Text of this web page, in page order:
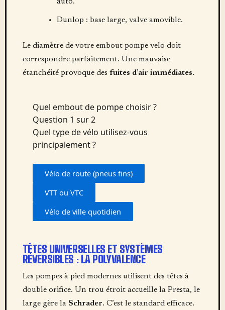
Dunlop : base large, valve amovible.
Le diamètre de votre embout pompe velo doit
correspondre parfaitement. Une mauvaise
étanchéité provoque des fuites d’air immédiates.
Quel embout de pompe choisir ?
Question 1 sur 2
Quel type de vélo utilisez-vous
principalement ?
Vélo de route (pneus fins)
VTT ou VTC
Vélo de ville quotidien
TÊTES UNIVERSELLES ET SYSTÈMES
RÉVERSIBLES : LA POLYVALENCE
Les pompes à pied modernes utilisent des têtes à
double orifice. Un trou étroit accueille la Presta, le
large gère la Schrader. C’est le standard efficace.